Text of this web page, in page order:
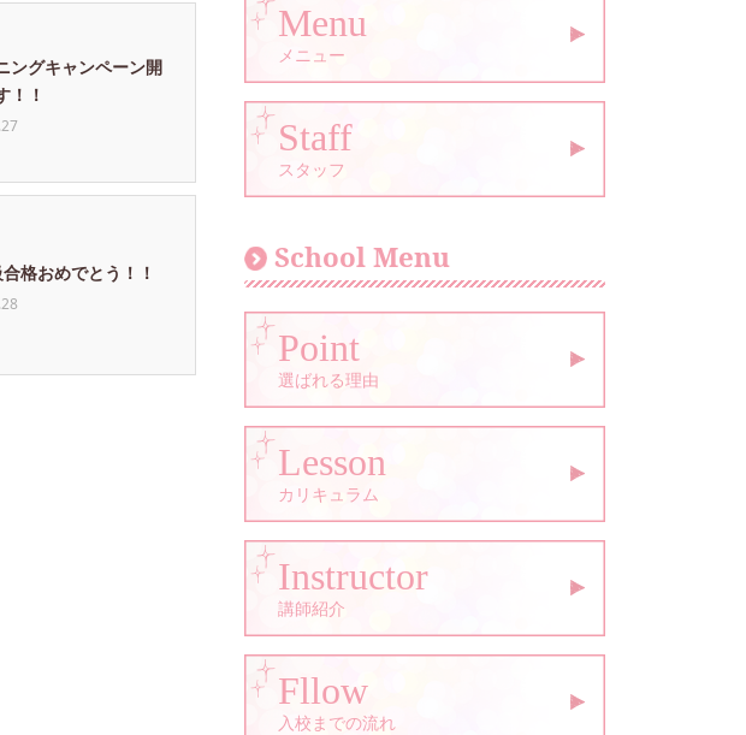
ングキャンペーン開
！！
格おめでとう！！
Menu
メニュー
Staff
スタッフ
School Menu
Point
選ばれる理由
Lesson
カリキュラム
Instructor
講師紹介
Fllow
入校までの流れ